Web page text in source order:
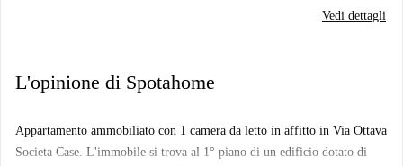
Vedi dettagli
L'opinione di Spotahome
Appartamento ammobiliato con 1 camera da letto in affitto in Via Ottava
Societa Case. L'immobile si trova al 1° piano di un edificio dotato di